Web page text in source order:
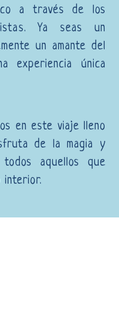
a través de los
Ya seas un
un amante del
experiencia única
en este viaje lleno
de la magia y
aquellos que
interior.